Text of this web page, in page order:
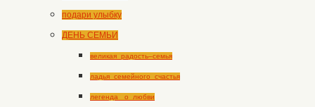
подари улыбку
ДЕНЬ СЕМЬИ
великая_радость–семья
ладья_семейного_счастья
легенда _о_любви